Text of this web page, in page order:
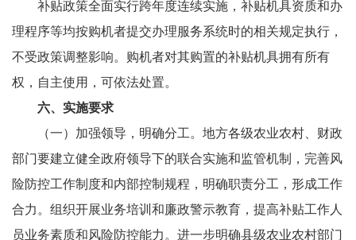
补贴政策全面实行跨年度连续实施，补贴机具资质和办
理程序等均按购机者提交办理服务系统时的相关规定执行，
不受政策调整影响。购机者对其购置的补贴机具拥有所有
权，自主使用，可依法处置。
六、实施要求
（一）加强领导，明确分工。地方各级农业农村、财政
部门要建立健全政府领导下的联合实施和监管机制，完善风
险防控工作制度和内部控制规程，明确职责分工，形成工作
合力。组织开展业务培训和廉政警示教育，提高补贴工作人
员业务素质和风险防控能力。进一步明确县级农业农村部门